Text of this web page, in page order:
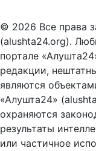
© 2026 Все права
(alushta24.org).
портале
редакции,
являются
«Алушта24»
охраняются
результаты
или частичное